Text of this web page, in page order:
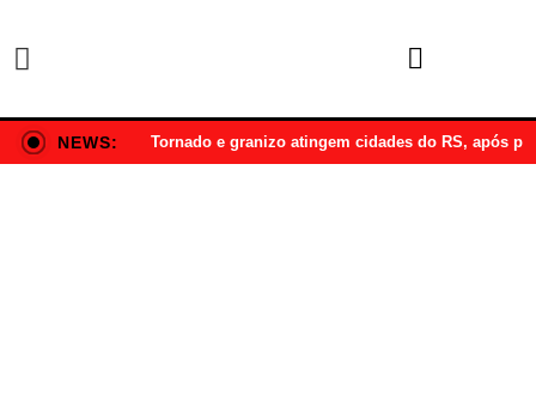
NEWS: Tornado e granizo atingem cidades do RS, após